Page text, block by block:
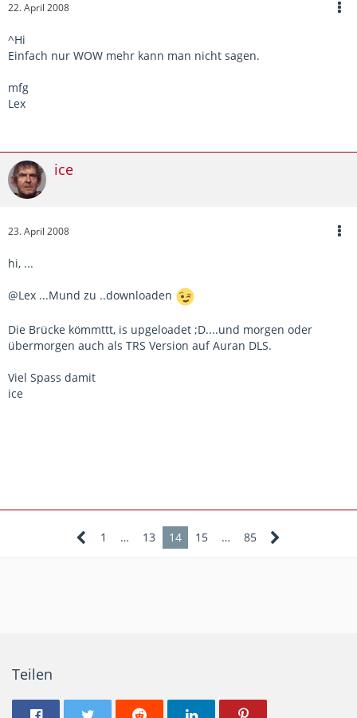
22. April 2008
^Hi
Einfach nur WOW mehr kann man nicht sagen.
mfg
Lex
ice
23. April 2008
hi, ...
@Lex ...Mund zu ..downloaden
Die Brücke kömmttt, is upgeloadet ;D....und morgen oder
übermorgen auch als TRS Version auf Auran DLS.
Viel Spass damit
ice
1 … 13 14 15 … 85
Teilen